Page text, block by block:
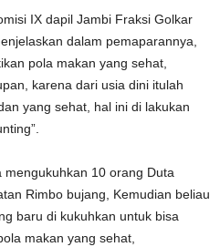
IX dapil Jambi Fraksi Golkar
dalam pemaparannya,
pola makan yang sehat,
karena dari usia dini itulah
yang sehat, hal ini di lakukan
mengukuhkan 10 orang Duta
Rimbo bujang, Kemudian beliau
baru di kukuhkan untuk bisa
makan yang sehat,